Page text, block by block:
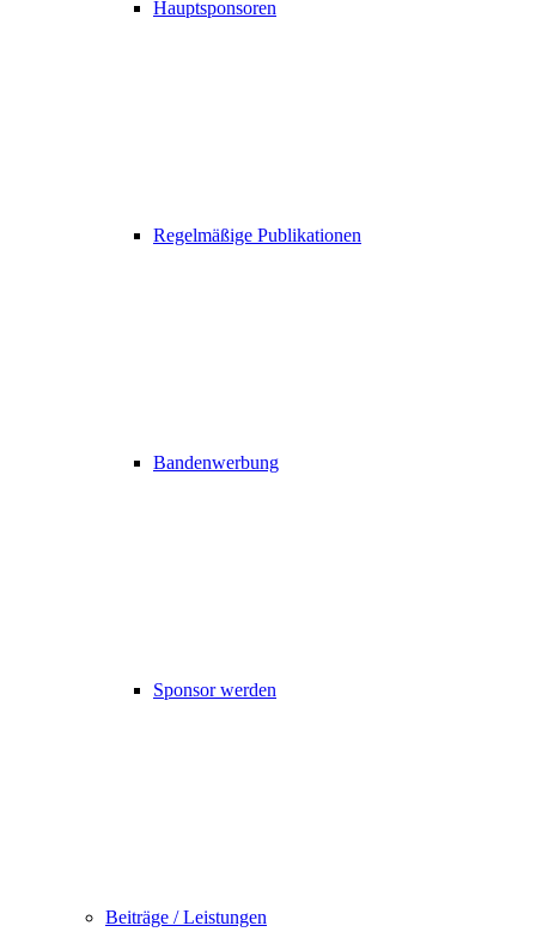
Hauptsponsoren
Regelmäßige Publikationen
Bandenwerbung
Sponsor werden
Beiträge / Leistungen